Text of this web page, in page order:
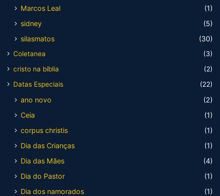
Marcos Leal
(1)
sidney
(5)
silasmatos
(30)
Coletanea
(3)
cristo na bíblia
(2)
Datas Especiais
(22)
ano novo
(2)
Ceia
(1)
corpus christis
(1)
Dia das Crianças
(1)
Dia das Mães
(4)
Dia do Pastor
(1)
Dia dos namorados
(1)